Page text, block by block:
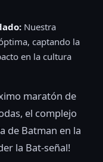
Nuestra
captando la
en la cultura
maratón de
el complejo
de Batman en la
la Bat-señal!